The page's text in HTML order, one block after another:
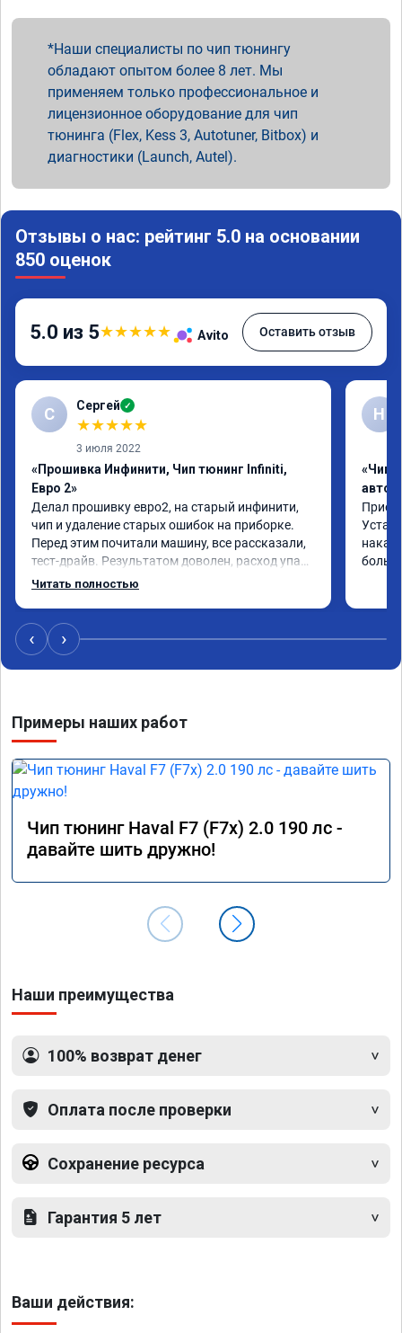
Наши специалисты по чип тюнингу
обладают опытом более 8 лет. Мы
применяем только профессиональное и
лицензионное оборудование для чип
тюнинга (Flex, Kess 3, Autotuner, Bitbox) и
диагностики (Launch, Autel).
Отзывы о нас: рейтинг 5.0 на основании
850 оценок
5.0 из 5★★★★★ Avito Оставить отзыв
С Сергей ✓
★★★★★
3 июля 2022
«Прошивка Инфинити, Чип тюнинг Infiniti,
Евро 2»
Делал прошивку евро2, на старый инфинити,
чип и удаление старых ошибок на приборке.
Перед этим почитали машину, все рассказали,
тест-драйв. Результатом доволен, расход упал,
машина стала еще чуть бодрее)
Читать полностью
Н
«Чип
накат
‹ ›
Примеры наших работ
Чип тюнинг Haval F7 (F7x) 2.0 190 лс -
давайте шить дружно!
Наши преимущества
100% возврат денег
Оплата после проверки
Сохранение ресурса
Гарантия 5 лет
Ваши действия: